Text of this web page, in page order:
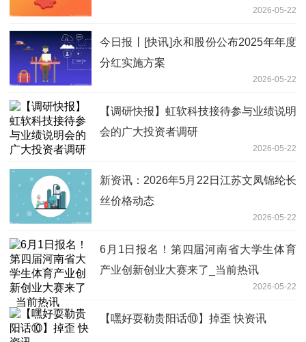
2026-05-22
今日报丨[快讯]永和股份公布2025年年度
分红实施方案
2026-05-22
【调研快报】虹软科技接待参与业绩说明
会的广大投资者调研
2026-05-22
新资讯：2026年5月22日江苏文凤锦纶长
丝价格动态
2026-05-22
6月1日报名！第四届河南省大学生体育
产业创新创业大赛来了_当前热讯
2026-05-22
【嘿好耍勒贵阳话⑩】掉歪 快资讯